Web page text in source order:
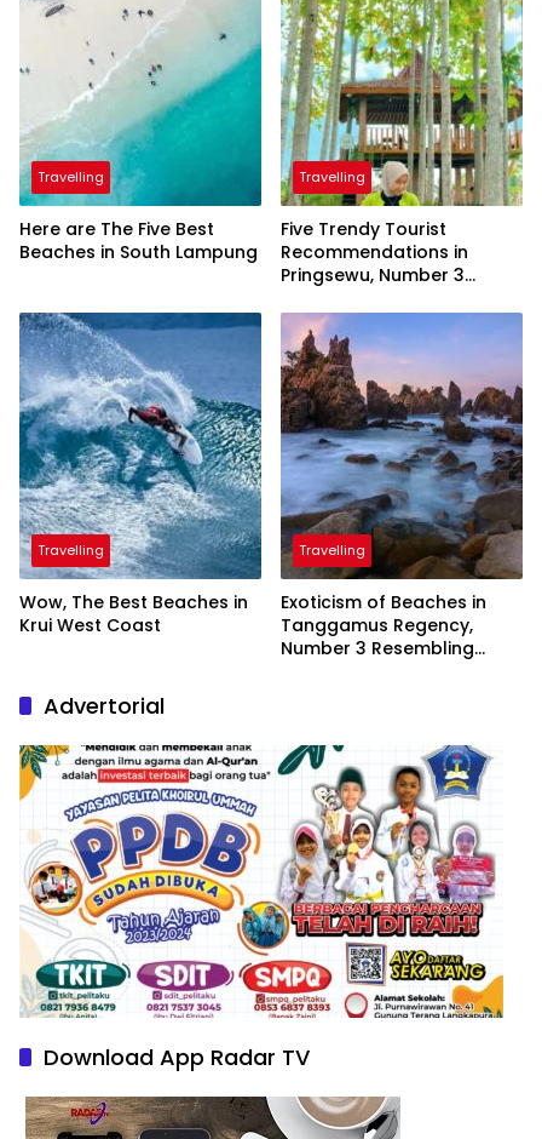
Travelling
Here are The Five Best
Beaches in South Lampung
Travelling
Five Trendy Tourist
Recommendations in
Pringsewu, Number 3
President
Travelling
Wow, The Best Beaches in
Krui West Coast
Travelling
Exoticism of Beaches in
Tanggamus Regency,
Number 3 Resembling
Advertorial
Download App Radar TV